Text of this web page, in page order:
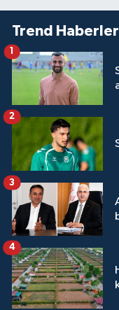
Trend Haberler
2
3
4